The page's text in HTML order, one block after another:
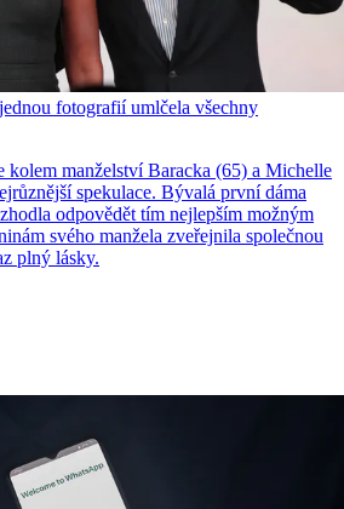
fotografií umlčela všechny
kolem manželství Baracka (65) a Michelle
spekulace. Bývalá první dáma
odpovědět tím nejlepším možným
svého manžela zveřejnila společnou
plný lásky.